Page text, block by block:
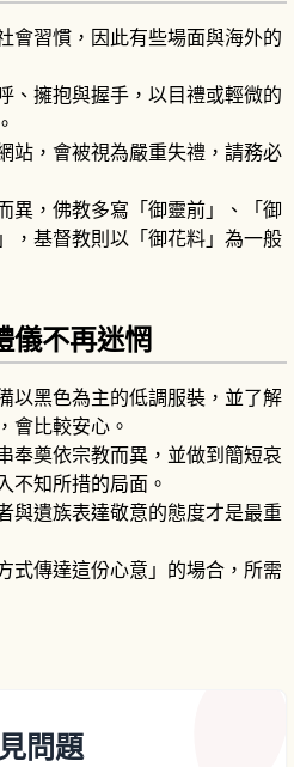
會習慣，因此有些場面與海外的
、擁抱與握手，以目禮或輕微的
站，會被視為嚴重失禮，請務必
異，佛教多寫「御靈前」、「御
，基督教則以「御花料」為一般
儀不再迷惘
以黑色為主的低調服裝，並了解
會比較安心。
奉奠依宗教而異，並做到簡短哀
不知所措的局面。
與遺族表達敬意的態度才是最重
式傳達這份心意」的場合，所需
問題